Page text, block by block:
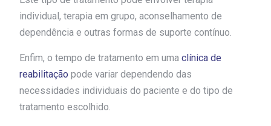
individual, terapia em grupo, aconselhamento de
dependência e outras formas de suporte contínuo.
Enfim, o tempo de tratamento em uma clínica de
reabilitação pode variar dependendo das
necessidades individuais do paciente e do tipo de
tratamento escolhido.